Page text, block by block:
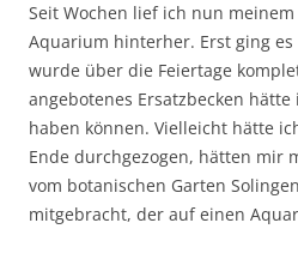
Seit Wochen lief ich nun
Aquarium hinterher. Erst ging
wurde über die Feiertage
angebotenes Ersatzbecken
haben können. Vielleicht hätte
Ende durchgezogen, hätten mir
vom botanischen Garten
mitgebracht, der auf einen